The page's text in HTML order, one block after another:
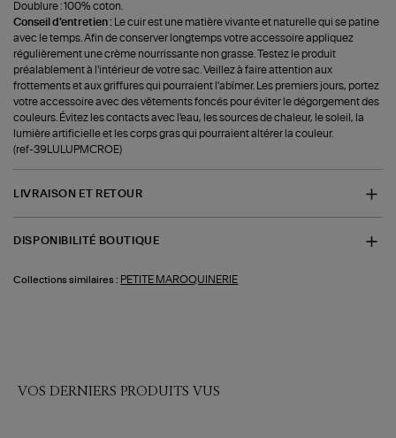
Doublure : 100% coton.
Conseil d'entretien :
Le cuir est une matière vivante et naturelle qui se patine
avec le temps. Afin de conserver longtemps votre accessoire appliquez
régulièrement une crème nourrissante non grasse. Testez le produit
préalablement à l'intérieur de votre sac. Veillez à faire attention aux
frottements et aux griffures qui pourraient l'abîmer. Les premiers jours, portez
votre accessoire avec des vêtements foncés pour éviter le dégorgement des
couleurs. Évitez les contacts avec l'eau, les sources de chaleur, le soleil, la
lumière artificielle et les corps gras qui pourraient altérer la couleur.
(ref-39LULUPMCROE)
LIVRAISON ET RETOUR
DISPONIBILITÉ BOUTIQUE
Collections similaires : PETITE MAROQUINERIE
VOS DERNIERS PRODUITS VUS